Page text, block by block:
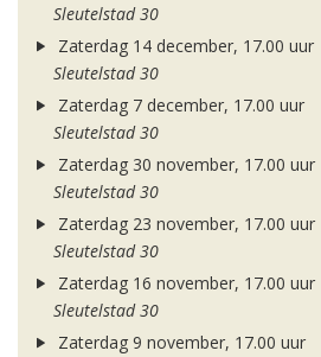
Sleutelstad 30
Zaterdag 14 december, 17.00 uur
Sleutelstad 30
Zaterdag 7 december, 17.00 uur
Sleutelstad 30
Zaterdag 30 november, 17.00 uur
Sleutelstad 30
Zaterdag 23 november, 17.00 uur
Sleutelstad 30
Zaterdag 16 november, 17.00 uur
Sleutelstad 30
Zaterdag 9 november, 17.00 uur